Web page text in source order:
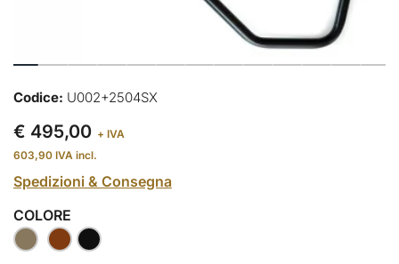
Codice: U002+2504SX
€ 495,00 + IVA
603,90 IVA incl.
Spedizioni & Consegna
COLORE